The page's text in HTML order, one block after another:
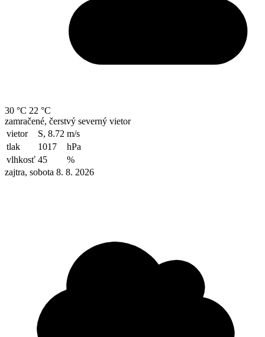
30 °C 22 °C
zamračené, čerstvý severný vietor
vietor
S, 8.72 m/s
tlak
1017
hPa
vlhkosť 45
%
zajtra, sobota 8. 8. 2026